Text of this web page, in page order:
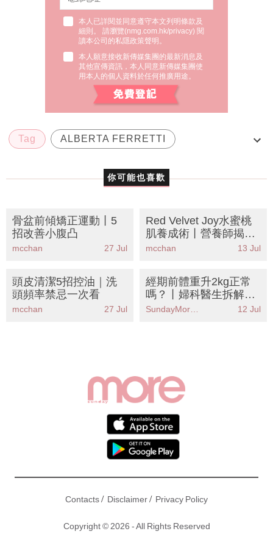
本人已詳閱並同意遵守本文列明條款及
細則。 請瀏覽(nmg.com.hk/privacy) 閱
讀本公司的私隱政策聲明。
本人願意接收新傳媒集團的最新消息及
其他宣傳資訊，本人同意新傳媒集團使
用本人的個人資料於任何推廣用途。
Tag ALBERTA FERRETTI
你可能也喜歡
骨盆前傾矯正運動丨5
招改善小腹凸
mcchan 27 Jul
Red Velvet Joy水蜜桃
肌養成術丨營養師揭秘
腸道健康影響皮膚！8
mcchan 13 Jul
頭皮清潔5招控油｜洗
頭頻率禁忌一次看
mcchan 27 Jul
經期前體重升2kg正常
嗎？丨婦科醫生拆解生
理期水腫 附8大去水腫
12 Jul
Contacts/ Disclaimer/ Privacy Policy
Copyright © 2026 - All Rights Reserved